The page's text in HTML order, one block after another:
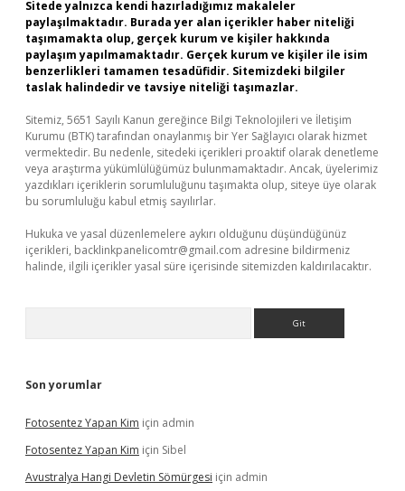
Sitede yalnızca kendi hazırladığımız makaleler
paylaşılmaktadır. Burada yer alan içerikler haber niteliği
taşımamakta olup, gerçek kurum ve kişiler hakkında
paylaşım yapılmamaktadır. Gerçek kurum ve kişiler ile isim
benzerlikleri tamamen tesadüfidir. Sitemizdeki bilgiler
taslak halindedir ve tavsiye niteliği taşımazlar.
Sitemiz, 5651 Sayılı Kanun gereğince Bilgi Teknolojileri ve İletişim
Kurumu (BTK) tarafından onaylanmış bir Yer Sağlayıcı olarak hizmet
vermektedir. Bu nedenle, sitedeki içerikleri proaktif olarak denetleme
veya araştırma yükümlülüğümüz bulunmamaktadır. Ancak, üyelerimiz
yazdıkları içeriklerin sorumluluğunu taşımakta olup, siteye üye olarak
bu sorumluluğu kabul etmiş sayılırlar.
Hukuka ve yasal düzenlemelere aykırı olduğunu düşündüğünüz
içerikleri, backlinkpanelicomtr@gmail.com adresine bildirmeniz
halinde, ilgili içerikler yasal süre içerisinde sitemizden kaldırılacaktır.
Son yorumlar
Fotosentez Yapan Kim için admin
Fotosentez Yapan Kim için Sibel
Avustralya Hangi Devletin Sömürgesi için admin